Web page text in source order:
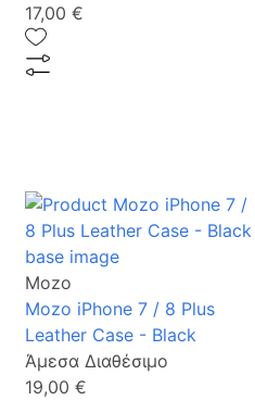
17,00 €
Mozo
Mozo iPhone 7 / 8 Plus
Leather Case - Black
Άμεσα Διαθέσιμο
19,00 €